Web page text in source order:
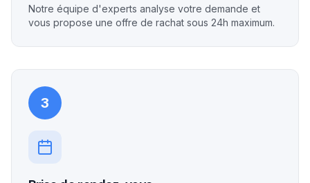
Notre équipe d'experts analyse votre demande et
vous propose une offre de rachat sous 24h maximum.
3